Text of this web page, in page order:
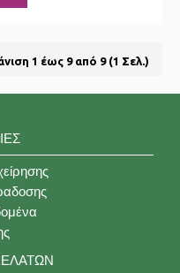
1 έως 9 από 9 (1 Σελ.)